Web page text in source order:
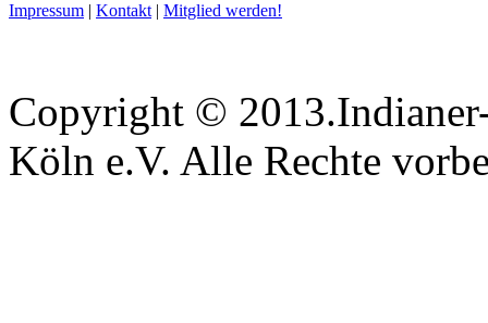
Impressum | Kontakt | Mitglied werden!
Copyright ©
Köln e.V. Alle Rechte